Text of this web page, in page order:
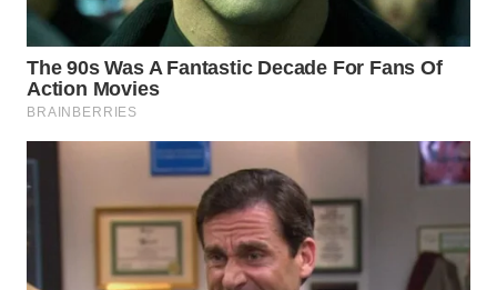
WAHANA
ADVOKAT
WAHANA
INFRASTRUKTUR